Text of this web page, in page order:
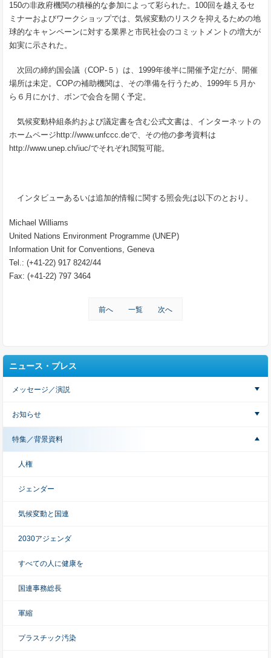
150の非政府機関の積極的な参加によって彩られた。100回を越えるセ
ミナーおよびワークショップでは、気候変動のリスクを抑えるための地
球的なキャンペーンに対する業界と市民社会のコミットメントの増大が
如実に示された。
次回の締約国会議（COP-５）は、1999年後半に開催予定だが、開催
場所は未定。COPの補助機関は、その準備を行うため、1999年５月か
ら６月にかけ、ボンで会合を開く予定。
気候変動枠組条約および議定書を含む公式文書は、インターネットの
ホームページhttp://www.unfccc.deで、その他の参考資料は
http://www.unep.ch/iuc/でそれぞれ閲覧可能。
インタビューあるいは追加的情報に関する照会先は以下のとおり。
Michael Williams
United Nations Environment Programme (UNEP)
Information Unit for Conventions, Geneva
Tel.: (+41-22) 917 8242/44
Fax: (+41-22) 797 3464
前へ 一覧 次へ
ニュース・プレス
メッセージ／演説
お知らせ
特集／背景資料
人権
ジェンダー
気候変動と国連
2030アジェンダ
すべての人に健康を
国連事務総長
軍縮
プラスチック汚染